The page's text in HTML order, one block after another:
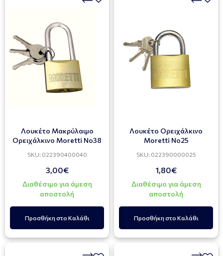
Λουκέτο Μακρύλαιμο
Ορειχάλκινο Moretti Νο38
SKU: 022390400040
3,00€
Διαθέσιμο για άμεση
αποστολή
Προσθήκη στο Καλάθι
Λουκέτο Ορειχάλκινο
Moretti Νο25
SKU: 022390000025
1,80€
Διαθέσιμο για άμεση
αποστολή
Προσθήκη στο Καλάθι